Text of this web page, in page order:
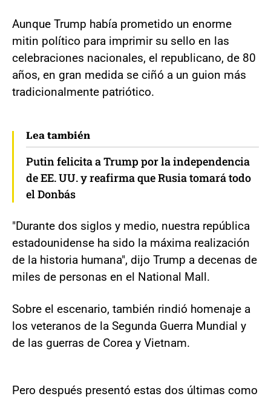
Aunque Trump había prometido un enorme
mitin político para imprimir su sello en las
celebraciones nacionales, el republicano, de 80
años, en gran medida se ciñó a un guion más
tradicionalmente patriótico.
Lea también
Putin felicita a Trump por la independencia
de EE. UU. y reafirma que Rusia tomará todo
el Donbás
"Durante dos siglos y medio, nuestra república
estadounidense ha sido la máxima realización
de la historia humana", dijo Trump a decenas de
miles de personas en el National Mall.
Sobre el escenario, también rindió homenaje a
los veteranos de la Segunda Guerra Mundial y
de las guerras de Corea y Vietnam.
Pero después presentó estas dos últimas como